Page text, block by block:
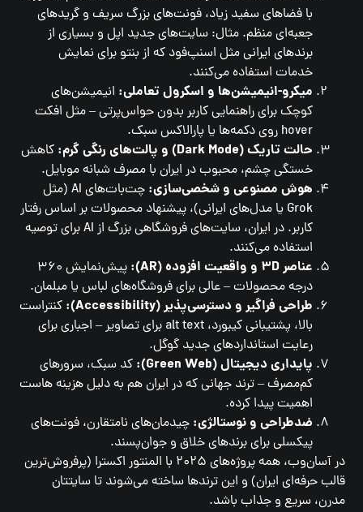
با فضاهای سفید زیاد، فونت‌های بزرگ سریف و گریدهای
جعبه‌ای منظم. مثال: سایت‌های جدید اپل و بسیاری از
برندهای ایرانی مثل اسنپ‌فود که از بنتو برای نمایش
خدمات استفاده می‌کنند.
میکرو-انیمیشن‌ها و اسکرول تعاملی: انیمیشن‌های
کوچک برای راهنمایی کاربر بدون حواس‌پرتی – مثل افکت
hover روی دکمه‌ها یا پارالاکس سبک.
حالت تاریک (Dark Mode) و پالت‌های رنگی گرم:
کاهش
خستگی چشم، محبوب در ایران با مصرف شبانه موبایل.
هوش مصنوعی و شخصی‌سازی:
چت‌بات‌های AI (مثل
Grok یا مدل‌های ایرانی)، پیشنهاد محصولات بر اساس رفتار
کاربر. در ایران، سایت‌های فروشگاهی بزرگ از AI برای توصیه
استفاده می‌کنند.
عناصر ۳D و واقعیت افزوده (AR):
پیش‌نمایش ۳۶۰
درجه محصولات – عالی برای فروشگاه‌های لباس یا مبلمان.
طراحی فراگیر و دسترسی‌پذیر (Accessibility):
کنتراست
بالا، پشتیبانی کیبورد، alt text برای تصاویر – اجباری برای
رعایت استانداردهای جدید گوگل.
پایداری دیجیتال (Green Web):
کد سبک، سرورهای
کم‌مصرف – ترند جهانی که در ایران هم به دلیل هزینه هاست
اهمیت پیدا کرده.
ضدطراحی و نوستالژی: چیدمان‌های نامتقارن، فونت‌های
پیکسلی برای برندهای خلاق و جوان‌پسند.
در آسان‌وب، همه پروژه‌های ۲۰۲۵ با المنتور اکسترا (پرفروش‌ترین
قالب حرفه‌ای ایران) و این ترندها ساخته می‌شوند تا سایتتان
مدرن، سریع و جذاب باشد.